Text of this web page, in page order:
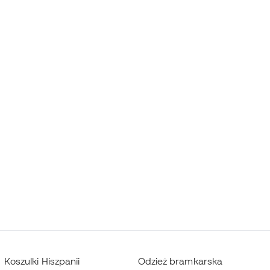
Koszulki Hiszpanii Odzież bramkarska